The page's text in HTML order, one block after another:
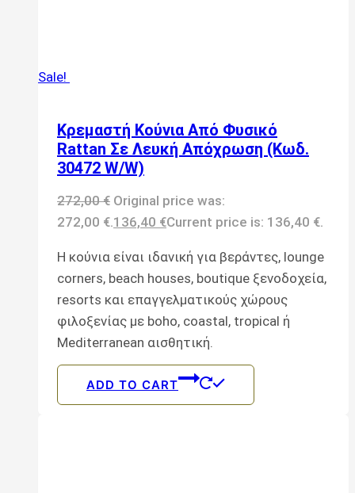
Sale!
Κρεμαστή Κούνια Από Φυσικό
Rattan Σε Λευκή Απόχρωση (Κωδ.
30472 W/W)
272,00€ Original price was:
272,00 €.136,40 €Current price is: 136,40 €.
Η κούνια είναι ιδανική για βεράντες, lounge
corners, beach houses, boutique ξενοδοχεία,
resorts και επαγγελματικούς χώρους
φιλοξενίας με boho, coastal, tropical ή
Mediterranean αισθητική.
ADD TO CART